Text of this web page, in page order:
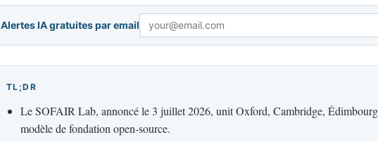
Alertes IA gratuites par email
Email
TL;DR
Le SOFAIR Lab, annoncé le 3 juillet 2026, unit Oxford, Cambridge,
modèle de fondation open-source.